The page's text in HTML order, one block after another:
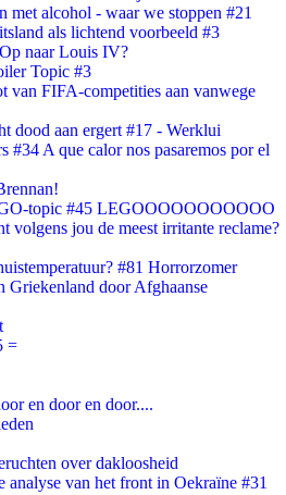
met alcohol - waar we stoppen #21
als lichtend voorbeeld #3
naar Louis IV?
Topic #3
van FIFA-competities aan vanwege
dood aan ergert #17 - Werklui
#34 A que calor nos pasaremos por el
topic #45 LEGOOOOOOOOOOO
volgens jou de meest irritante reclame?
#81 Horrorzomer
Griekenland door Afghaanse
=
en door en door....
over dakloosheid
analyse van het front in Oekraïne #31